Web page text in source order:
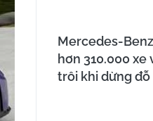
Mercedes-
hơn 310.000
trôi khi dừng đỗ